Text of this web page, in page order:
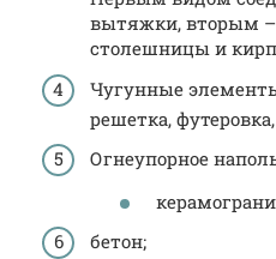
вытяжки, вторым –
столешницы и
Чугунные
решетка,
Огнеупорное
бетон;